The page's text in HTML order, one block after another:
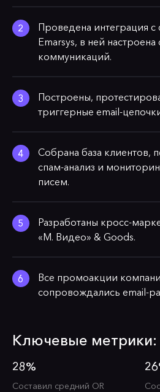
Проведена интеграция с
Emarsys, в ней настроена
коммуникаций.
Построены,
триггерные email-
Собрана база клиентов,
спам-анализ и
писем.
Разработаны кросс-
«М. Видео» & Goods.
Все промоакции
сопровождались email-
Ключевые метрики:
28%
Составил средний OR